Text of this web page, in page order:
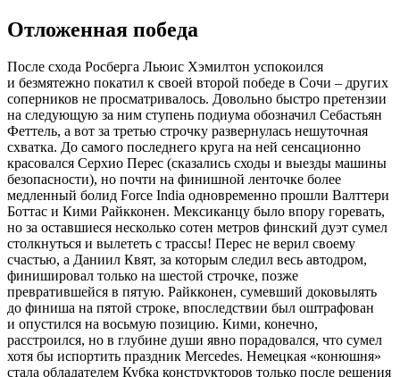
Отложенная победа
После схода Росберга Льюис Хэмилтон успокоился
и безмятежно покатил к своей второй победе в Сочи – других
соперников не просматривалось. Довольно быстро претензии
на следующую за ним ступень подиума обозначил Себастьян
Феттель, а вот за третью строчку развернулась нешуточная
схватка. До самого последнего круга на ней сенсационно
красовался Серхио Перес (сказались сходы и выезды машины
безопасности), но почти на финишной ленточке более
медленный болид Force India одновременно прошли Валттери
Боттас и Кими Райкконен. Мексиканцу было впору горевать,
но за оставшиеся несколько сотен метров финский дуэт сумел
столкнуться и вылететь с трассы! Перес не верил своему
счастью, а Даниил Квят, за которым следил весь автодром,
финишировал только на шестой строчке, позже
превратившейся в пятую. Райкконен, сумевший доковылять
до финиша на пятой строке, впоследствии был оштрафован
и опустился на восьмую позицию. Кими, конечно,
расстроился, но в глубине души явно порадовался, что сумел
хотя бы испортить праздник Mercedes. Немецкая «конюшня»
стала обладателем Кубка конструкторов только после решения